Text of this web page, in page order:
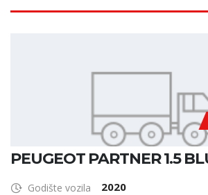
PEUGEOT PARTNER 1.5
Godište vozila 2020